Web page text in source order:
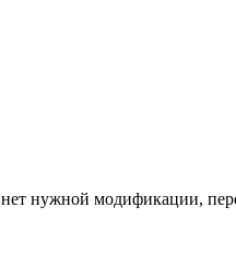
нужной модификации,